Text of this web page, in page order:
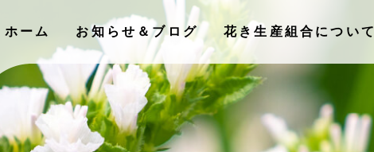
ホーム お知らせ＆ブログ 花き⽣産組合について